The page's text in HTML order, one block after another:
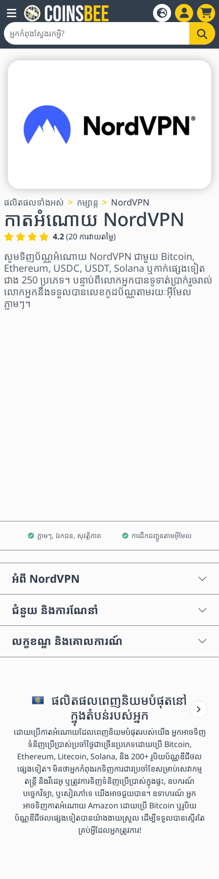
ផលិតផលទាំងអស់ កម្សាន្ត NordVPN
កាតអំណោយ NordVPN
4.2(20 ការវាយតម្លៃ)
សូមទិញប័ណ្ណអំណោយ NordVPN ជាមួយ Bitcoin,
Ethereum, USDC, USDT, Solana ឬកាក់ផ្សេងទៀត
ជាង 250 ប្រភេទ។ បន្ទាប់ពីលោកអ្នកបានទូទាត់ប្រាក់រួចរាល់
លោកអ្នកនឹងទទួលបានលេខកូដប័ណ្ណតាមរយៈអ៊ីមែល
ភ្លាមៗ។
ភ្លាមៗ, ឯកជន, សុវត្ថិភាព ការដឹកជញ្ជូនតាមអ៊ីមែល
អំពី NordVPN
ជំនួយ និងការណែនាំ
លក្ខខណ្ឌ និងគោលការណ៍
ផលិតផលពេញនិយមបំផុតនៅ
ក្នុងតំបន់របស់អ្នក
ដោយប្រើកាតអំណោយដែលពេញនិយមបំផុតរបស់យើង អ្នកអាចទិញ
ទំនិញប្រើប្រាស់ប្រចាំថ្ងៃជាច្រើនប្រភេទដោយប្រើ Bitcoin,
Ethereum, Litecoin, Solana, និង 200+ រូបិយប័ណ្ណឌីជីថល
ផ្សេងទៀត។ មិនថាអ្នកកំពុងរកទិញការជាវប្រចាំខែសម្រាប់សេវាកម្ម
តន្ត្រី និងវីដេអូ ឬត្រូវការទិញទំនិញប្រើប្រាស់ក្នុងផ្ទះ, ឧបករណ៍
បច្ចេកវិទ្យា, ឬសៀវភៅទេ យើងអាចជួយបាន។ ឧទាហរណ៍ អ្នក
អាចទិញកាតអំណោយ Amazon ដោយប្រើ Bitcoin ឬរូបិយ
ប័ណ្ណឌីជីថលផ្សេងទៀតបានយ៉ាងងាយស្រួល ដើម្បីទទួលបានស្ទើរតែ
គ្រប់អ្វីដែលអ្នកត្រូវការ!